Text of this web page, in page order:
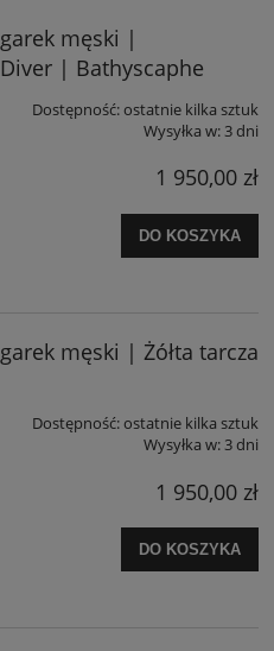
męski |
| Bathyscaphe
Dostępność:ostatnie kilka sztuk
Wysyłka w:3 dni
1 950,00 zł
DO KOSZYKA
męski | Żółta tarcza
Dostępność:ostatnie kilka sztuk
Wysyłka w:3 dni
1 950,00 zł
DO KOSZYKA